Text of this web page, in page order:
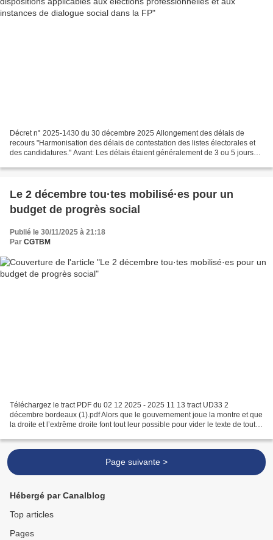
Décret n° 2025-1430 du 30 décembre 2025 Allongement des délais de
recours "Harmonisation des délais de contestation des listes électorales et
des candidatures." Avant: Les délais étaient généralement de 3 ou 5 jours
Le 2 décembre tou·tes mobilisé·es pour un
budget de progrès social
Publié le 30/11/2025 à 21:18
Par CGTBM
Téléchargez le tract PDF du 02 12 2025 - 2025 11 13 tract UD33 2
décembre bordeaux (1).pdf Alors que le gouvernement joue la montre et que
la droite et l’extrême droite font tout leur possible pour vider le texte de tout
Page suivante >
Hébergé par Canalblog
Top articles
Pages